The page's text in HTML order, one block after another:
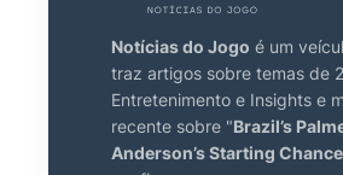
Notícias do Jogo é um
traz artigos sobre temas de
Entretenimento e Insights e
recente sobre "Brazil’s
Anderson’s Starting Chance